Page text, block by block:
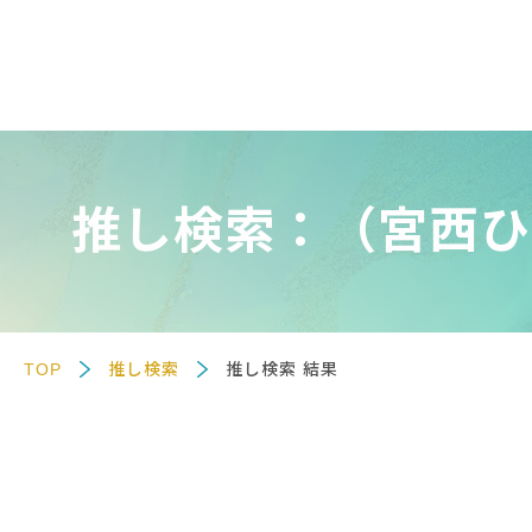
推し検索：（宮西
TOP 推し検索 推し検索 結果